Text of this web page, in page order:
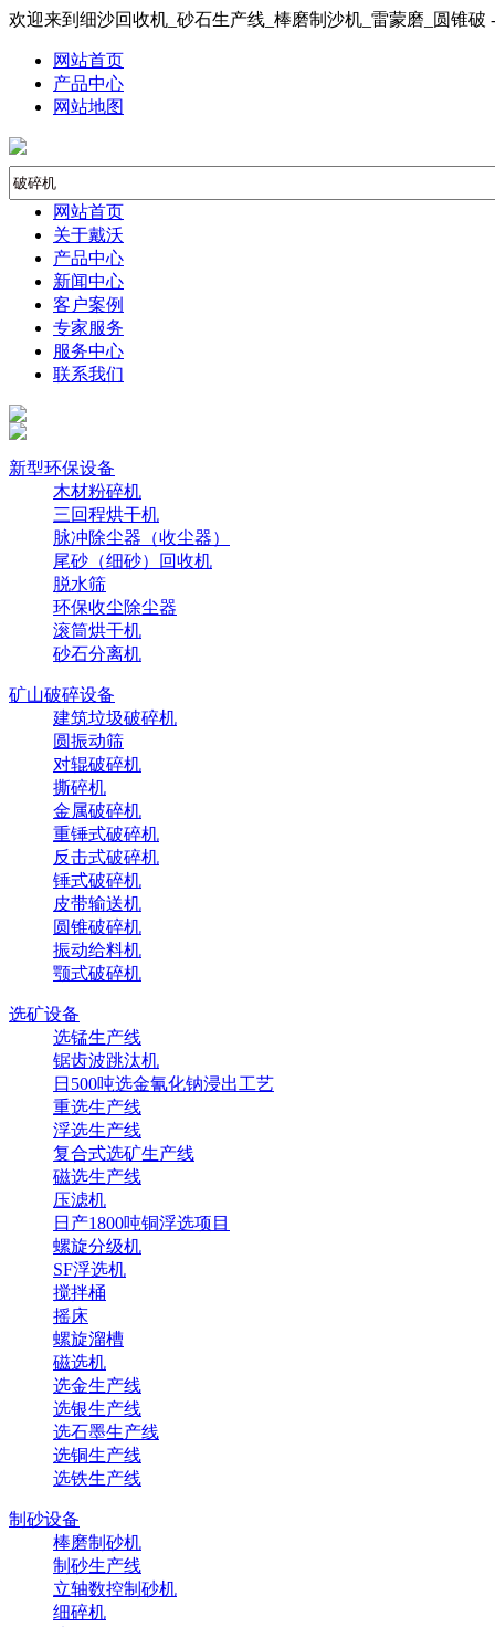
欢迎来到细沙回收机_砂石生产线_棒磨制沙机_雷蒙磨_圆锥
网站首页
产品中心
网站地图
网站首页
关于戴沃
产品中心
新闻中心
客户案例
专家服务
服务中心
联系我们
新型环保设备
木材粉碎机
三回程烘干机
脉冲除尘器（收尘器）
尾砂（细砂）回收机
脱水筛
环保收尘除尘器
滚筒烘干机
砂石分离机
矿山破碎设备
建筑垃圾破碎机
圆振动筛
对辊破碎机
撕碎机
金属破碎机
重锤式破碎机
反击式破碎机
锤式破碎机
皮带输送机
圆锥破碎机
振动给料机
颚式破碎机
选矿设备
选锰生产线
锯齿波跳汰机
日500吨选金氰化钠浸出工艺
重选生产线
浮选生产线
复合式选矿生产线
磁选生产线
压滤机
日产1800吨铜浮选项目
螺旋分级机
SF浮选机
搅拌桶
摇床
螺旋溜槽
磁选机
选金生产线
选银生产线
选石墨生产线
选铜生产线
选铁生产线
制砂设备
棒磨制砂机
制砂生产线
立轴数控制砂机
细碎机